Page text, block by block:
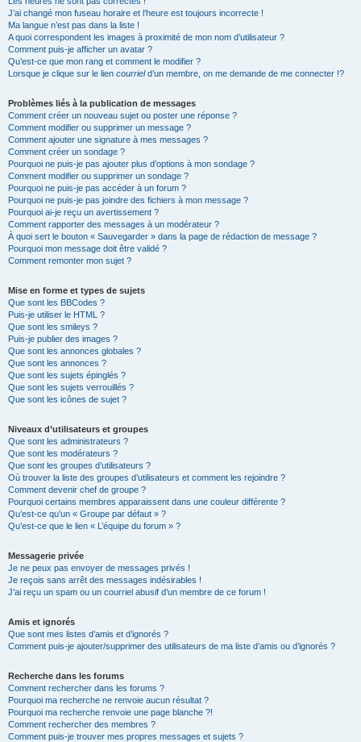
J’ai changé mon fuseau horaire et l’heure est toujours incorrecte !
Ma langue n’est pas dans la liste !
A quoi correspondent les images à proximité de mon nom d’utilisateur ?
Comment puis-je afficher un avatar ?
Qu’est-ce que mon rang et comment le modifier ?
Lorsque je clique sur le lien courrield’un membre, on me demande de me connecter !?
Problèmes liés à la publication de messages
Comment créer un nouveau sujet ou poster une réponse ?
Comment modifier ou supprimer un message ?
Comment ajouter une signature à mes messages ?
Comment créer un sondage ?
Pourquoi ne puis-je pas ajouter plus d’options à mon sondage ?
Comment modifier ou supprimer un sondage ?
Pourquoi ne puis-je pas accéder à un forum ?
Pourquoi ne puis-je pas joindre des fichiers à mon message ?
Pourquoi ai-je reçu un avertissement ?
Comment rapporter des messages à un modérateur ?
À quoi sert le bouton « Sauvegarder » dans la page de rédaction de message ?
Pourquoi mon message doit être validé ?
Comment remonter mon sujet ?
Mise en forme et types de sujets
Que sont les BBCodes ?
Puis-je utiliser le HTML ?
Que sont les smileys ?
Puis-je publier des images ?
Que sont les annonces globales ?
Que sont les annonces ?
Que sont les sujets épinglés ?
Que sont les sujets verrouillés ?
Que sont les icônes de sujet ?
Niveaux d’utilisateurs et groupes
Que sont les administrateurs ?
Que sont les modérateurs ?
Que sont les groupes d’utilisateurs ?
Où trouver la liste des groupes d’utilisateurs et comment les rejoindre ?
Comment devenir chef de groupe ?
Pourquoi certains membres apparaissent dans une couleur différente ?
Qu’est-ce qu’un « Groupe par défaut » ?
Qu’est-ce que le lien « L’équipe du forum » ?
Messagerie privée
Je ne peux pas envoyer de messages privés !
Je reçois sans arrêt des messages indésirables !
J’ai reçu un spam ou un courriel abusif d’un membre de ce forum !
Amis et ignorés
Que sont mes listes d’amis et d’ignorés ?
Comment puis-je ajouter/supprimer des utilisateurs de ma liste d’amis ou d’ignorés ?
Recherche dans les forums
Comment rechercher dans les forums ?
Pourquoi ma recherche ne renvoie aucun résultat ?
Pourquoi ma recherche renvoie une page blanche ?!
Comment rechercher des membres ?
Comment puis-je trouver mes propres messages et sujets ?